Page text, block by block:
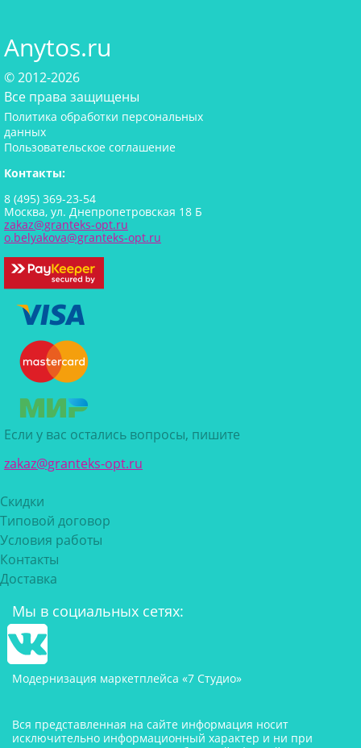
Anytos.ru
© 2012-2026
Все права защищены
Политика обработки персональных
данных
Пользовательское соглашение
Контакты:
8 (495) 369-23-54
Москва, ул. Днепропетровская 18 Б
zakaz@granteks-opt.ru
o.belyakova@granteks-opt.ru
Если у вас остались вопросы, пишите
zakaz@granteks-opt.ru
Скидки
Типовой договор
Условия работы
Контакты
Доставка
Мы в социальных сетях:
Модернизация маркетплейса «7 Студио»
Вся представленная на сайте информация носит
исключительно информационный характер и ни при